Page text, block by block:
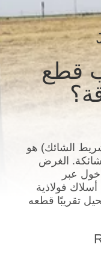
قطع
الشائك) هو
الغرض
عبر
فولاذية
تقريبًا قطعه